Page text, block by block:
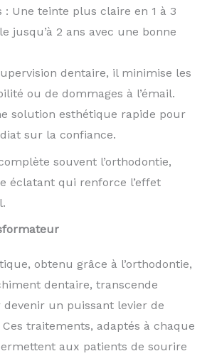
: Une teinte plus claire en 1 à 3
jusqu’à 2 ans avec une bonne
dentaire, il minimise les
ou de dommages à l’émail.
solution esthétique rapide pour
sur la confiance.
souvent l’orthodontie,
éclatant qui renforce l’effet
obtenu grâce à l’orthodontie,
dentaire, transcende
devenir un puissant levier de
traitements, adaptés à chaque
aux patients de sourire